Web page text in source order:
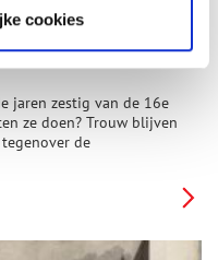
cookies
jaren zestig van de 16e
ze doen? Trouw blijven
de